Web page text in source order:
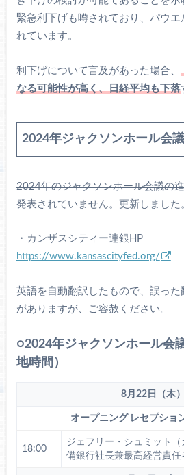
緊急利下げも噂されており、パウエ
れています。
利下げについて言及があった場合、
なる可能性が高く、日経平均も下落
2024年ジャクソンホール会
2024年のジャクソンホール会議の
発表されていません。更新しました
・カンザスシティー連銀HP
https://www.kansascityfed.org/
英語を自動翻訳したもので、誤っ
がありますが、ご容赦ください。
○2024年ジャクソンホール会
地時間）
8月22日（木）
オープニング レセプショ
18:00
ジェフリー・シュミット
備銀行社長兼最高経営責任